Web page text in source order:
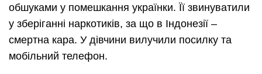
обшуками у помешкання українки. Її звинуватили
у зберіганні наркотиків, за що в Індонезії –
смертна кара. У дівчини вилучили посилку та
мобільний телефон.